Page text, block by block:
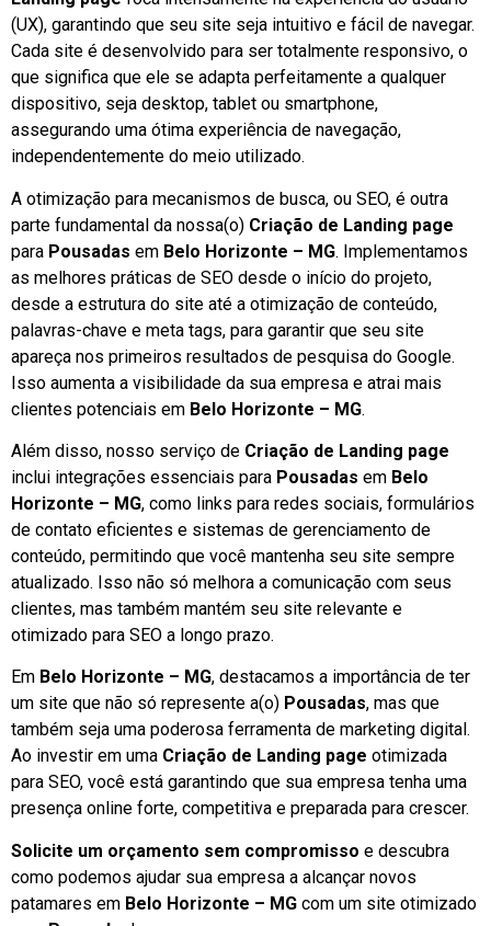
(UX), garantindo que seu site seja intuitivo e fácil de navegar.
Cada site é desenvolvido para ser totalmente responsivo, o
que significa que ele se adapta perfeitamente a qualquer
dispositivo, seja desktop, tablet ou smartphone,
assegurando uma ótima experiência de navegação,
independentemente do meio utilizado.
A otimização para mecanismos de busca, ou SEO, é outra
parte fundamental da nossa(o) Criação de Landing page
para Pousadas em Belo Horizonte – MG. Implementamos
as melhores práticas de SEO desde o início do projeto,
desde a estrutura do site até a otimização de conteúdo,
palavras-chave e meta tags, para garantir que seu site
apareça nos primeiros resultados de pesquisa do Google.
Isso aumenta a visibilidade da sua empresa e atrai mais
clientes potenciais em Belo Horizonte – MG.
Além disso, nosso serviço de Criação de Landing page
inclui integrações essenciais para Pousadas em Belo
Horizonte – MG, como links para redes sociais, formulários
de contato eficientes e sistemas de gerenciamento de
conteúdo, permitindo que você mantenha seu site sempre
atualizado. Isso não só melhora a comunicação com seus
clientes, mas também mantém seu site relevante e
otimizado para SEO a longo prazo.
Em Belo Horizonte – MG, destacamos a importância de ter
um site que não só represente a(o) Pousadas, mas que
também seja uma poderosa ferramenta de marketing digital.
Ao investir em uma Criação de Landing page otimizada
para SEO, você está garantindo que sua empresa tenha uma
presença online forte, competitiva e preparada para crescer.
Solicite um orçamento sem compromisso e descubra
como podemos ajudar sua empresa a alcançar novos
patamares em Belo Horizonte – MG com um site otimizado